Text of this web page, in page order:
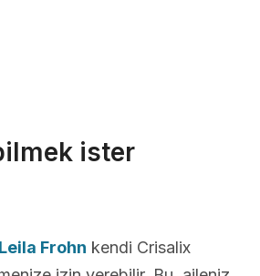
ister
Frohn kendi Crisalix